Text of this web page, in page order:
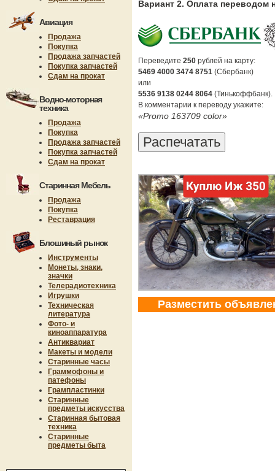
Авиация
Продажа
Покупка
Продажа запчастей
Покупка запчастей
Сдам на прокат
Водно-моторная
техника
Продажа
Покупка
Продажа запчастей
Покупка запчастей
Сдам на прокат
Старинная Мебель
Продажа
Покупка
Реставрация
Блошиный рынок
Инструменты
Монеты, знаки,
значки
Телерадиотехника
Игрушки
Техническая
литература
Фото- и
киноаппаратура
Антиквариат
Макеты и модели
Старинные часы
Граммофоны и
патефоны
Грампластинки
Старинные
предметы искусства
Старинная бытовая
техника
Старинные
предметы быта
Вариант 2. Оплата переводом
Переведите 250 рублей на карту:
5469 4000 3474 8751 (Сбербанк)
или
5536 9138 0244 8064 (Тинькоффбанк).
В комментарии к переводу укажите:
«Promo 163709 color»
Разместить